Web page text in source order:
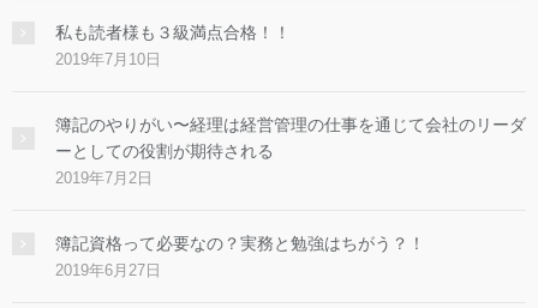
私も読者様も３級満点合格！！
2019年7月10日
簿記のやりがい〜経理は経営管理の仕事を通じて会社のリーダ
ーとしての役割が期待される
2019年7月2日
簿記資格って必要なの？実務と勉強はちがう？！
2019年6月27日